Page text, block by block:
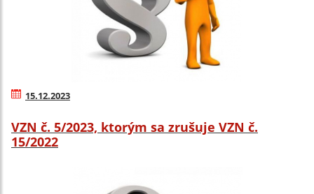
15.12.2023
VZN č. 5/2023, ktorým sa zrušuje VZN č.
15/2022